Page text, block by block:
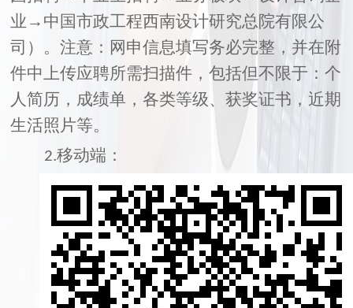
业→中国市政工程西南设计研究总院有限公
司）。注意：网申信息填写务必完整，并在附
件中上传应聘所需扫描件，包括但不限于：个
人简历，成绩单，各类等级、获奖证书，近期
生活照片等。
2.移动端：